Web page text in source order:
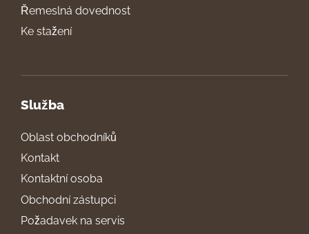
Řemeslná dovednost
Ke stažení
Služba
Oblast obchodníků
Kontakt
Kontaktní osoba
Obchodní zástupci
Požadavek na servis